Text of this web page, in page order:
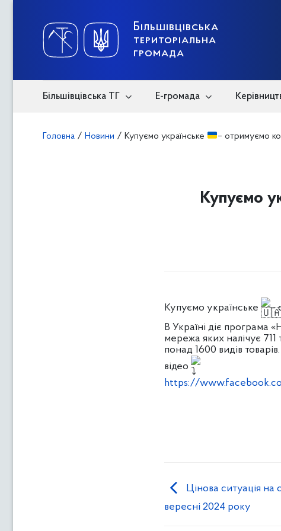
Більшівцівська
територіальна
громада
Більшівцівська ТГ Е-громада
Головна / Новини / Купуємо українське – отримуємо
Купуємо
Купуємо українське
–
В Україні діє програма
мережа яких налічує 711
понад 1600 видів
відео
https://
Цінова ситуація
вересні 2024 року